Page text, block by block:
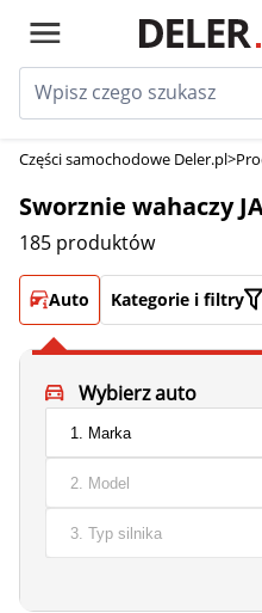
Części samochodowe Deler.pl>
Sworznie wahaczy
185 produktów
Auto Kategorie i filtry
Wybierz auto